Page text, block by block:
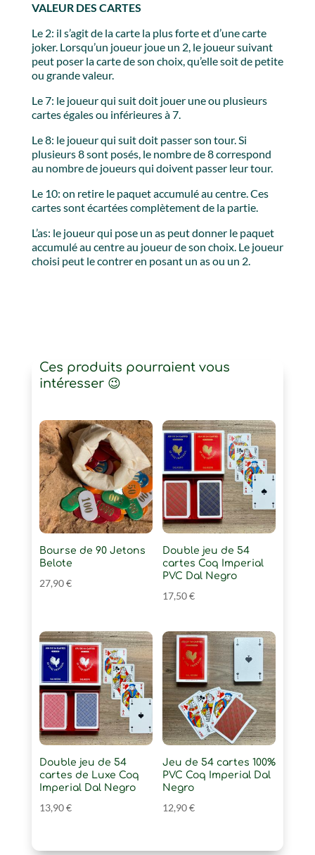
VALEUR DES CARTES
Le 2: il s’agit de la carte la plus forte et d’une carte
joker. Lorsqu’un joueur joue un 2, le joueur suivant
peut poser la carte de son choix, qu’elle soit de petite
ou grande valeur.
Le 7: le joueur qui suit doit jouer une ou plusieurs
cartes égales ou inférieures à 7.
Le 8: le joueur qui suit doit passer son tour. Si
plusieurs 8 sont posés, le nombre de 8 correspond
au nombre de joueurs qui doivent passer leur tour.
Le 10: on retire le paquet accumulé au centre. Ces
cartes sont écartées complètement de la partie.
L’as: le joueur qui pose un as peut donner le paquet
accumulé au centre au joueur de son choix. Le joueur
choisi peut le contrer en posant un as ou un 2.
Ces produits pourraient vous
intéresser 😉
Bourse de 90 Jetons
Belote
27,90€
Double jeu de 54
cartes Coq Imperial
PVC Dal Negro
17,50€
Double jeu de 54
cartes de Luxe Coq
Imperial Dal Negro
13,90€
Jeu de 54 cartes 100%
PVC Coq Imperial Dal
Negro
12,90€